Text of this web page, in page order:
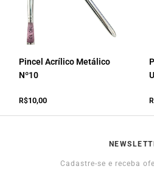
Pincel Acrílico Metálico
Nº10
R$10,00
Cadastre-se e receba